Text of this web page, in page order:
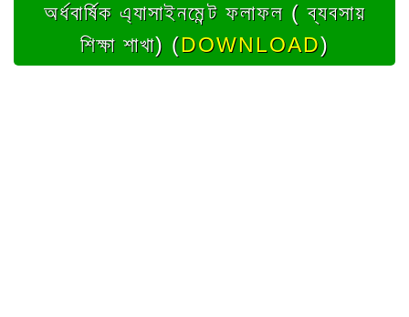
অর্ধবার্ষিক এ্যাসাইনমেন্ট ফলাফল ( ব্যবসায়
শিক্ষা শাখা) (DOWNLOAD)